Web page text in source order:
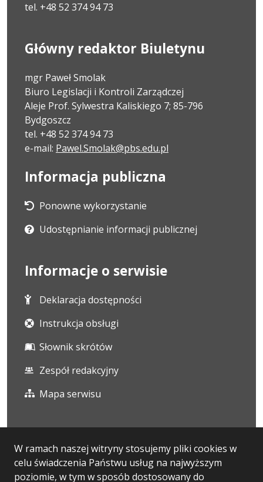
W ramach naszej witryny stosujemy pliki cookies w
celu świadczenia Państwu usług na najwyższym
poziomie, w tym w sposób dostosowany do
tel. +48 52 374 94 73
Główny redaktor Biuletynu
mgr Paweł Smolak
Biuro Legislacji i Kontroli Zarządczej
Aleje Prof. Sylwestra Kaliskiego 7; 85-796
Bydgoszcz
tel. +48 52 374 94 73
e-mail: Pawel.Smolak@pbs.edu.pl
Informacja publiczna
Ponowne wykorzystanie
Udostępnianie informacji publicznej
Informacje o serwisie
Deklaracja dostępności
Instrukcja obsługi
Słownik skrótów
Zespół redakcyjny
Mapa serwisu
Statystyki oglądalności